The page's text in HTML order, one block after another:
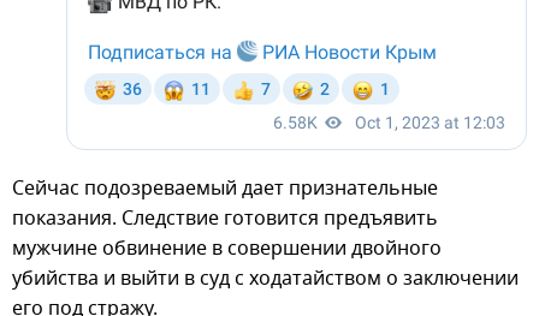
Сейчас подозреваемый дает признательные
показания. Следствие готовится предъявить
мужчине обвинение в совершении двойного
убийства и выйти в суд с ходатайством о заключении
его под стражу.